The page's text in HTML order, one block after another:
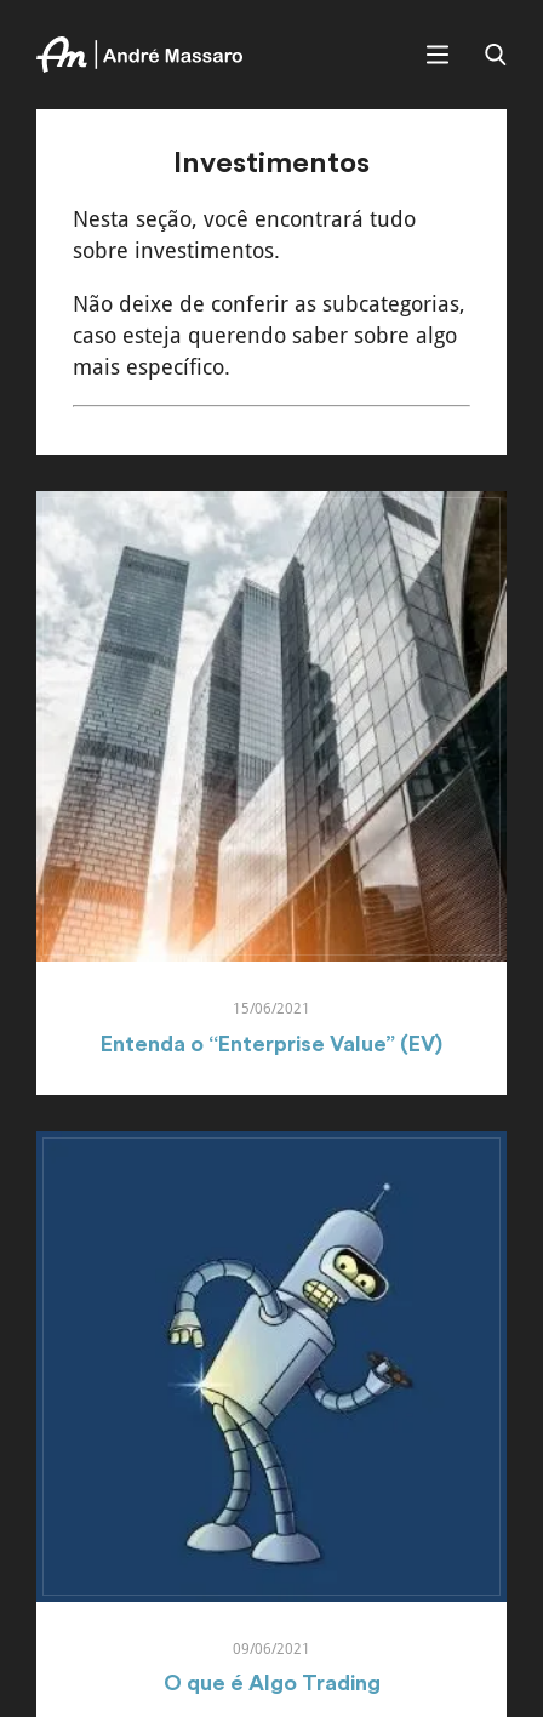
Investimentos
Nesta seção, você encontrará tudo
sobre investimentos.
Não deixe de conferir as subcategorias,
caso esteja querendo saber sobre algo
mais específico.
15/06/2021
Entenda o “Enterprise Value” (EV)
09/06/2021
O que é Algo Trading